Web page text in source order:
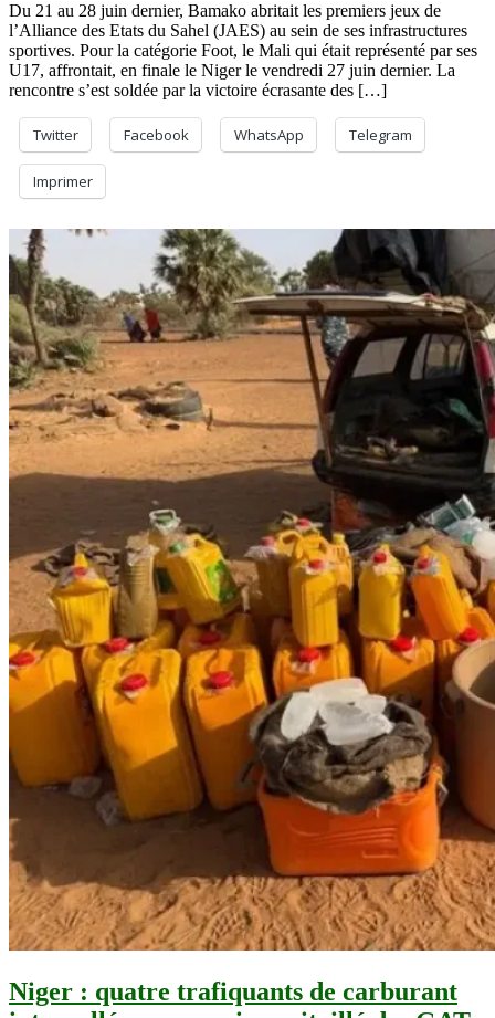
Du 21 au 28 juin dernier, Bamako abritait les premiers jeux de
l’Alliance des Etats du Sahel (JAES) au sein de ses infrastructures
sportives. Pour la catégorie Foot, le Mali qui était représenté par ses
U17, affrontait, en finale le Niger le vendredi 27 juin dernier. La
rencontre s’est soldée par la victoire écrasante des […]
Twitter Facebook WhatsApp Telegram
Imprimer
Niger : quatre trafiquants de carburant